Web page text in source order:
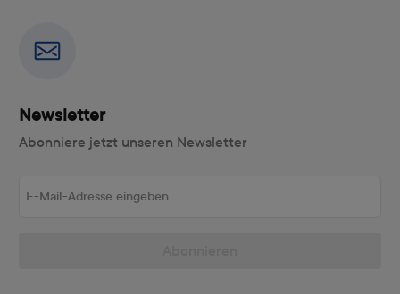
Newsletter
Abonniere jetzt unseren Newsletter